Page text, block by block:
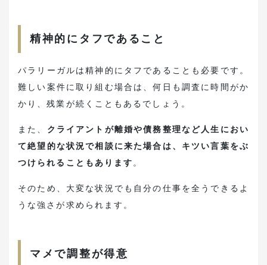
精神的にタフであること
パラリーガルは精神的にタフであることも必要です。
難しい案件に取り組む場合は、何日も調査に時間がか
かり、残業が続くこともあるでしょう。
また、 クライアントが離婚や債務整理など人生におい
て絶望的な状況で相談に来た場合は、キツい言葉をぶ
つけられることもあります 。
そのため、大変な状況でも自分の仕事を全うできるよ
うな強さが求められます。
マメで調整が得意